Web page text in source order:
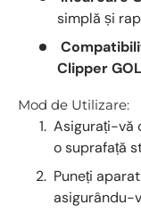
simplă și
Clipper
Mod de Utilizare:
Asigurați-vă
o suprafață
Puneți
asigurându-